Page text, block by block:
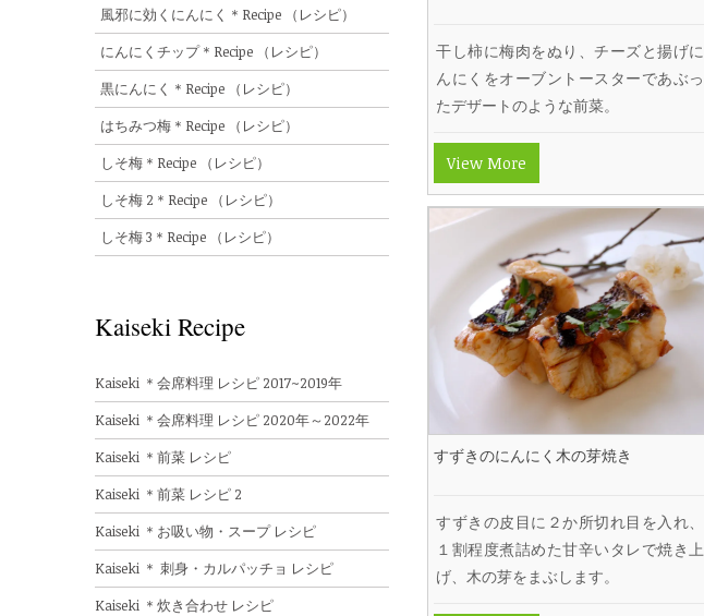
干し柿に梅肉をぬり、チーズと揚げに
んにくをオーブントースターであぶっ
たデザートのような前菜。
View More
すずきのにんにく木の芽焼き
すずきの皮目に２か所切れ目を入れ、
１割程度煮詰めた甘辛いタレで焼き上
げ、木の芽をまぶします。
風邪に効くにんにく＊Recipe （レシピ）
にんにくチップ＊Recipe （レシピ）
黒にんにく＊Recipe （レシピ）
はちみつ梅＊Recipe （レシピ）
しそ梅＊Recipe （レシピ）
しそ梅 2＊Recipe （レシピ）
しそ梅 3＊Recipe （レシピ）
Kaiseki Recipe
Kaiseki ＊会席料理 レシピ 2017~2019年
Kaiseki ＊会席料理 レシピ 2020年～2022年
Kaiseki ＊前菜 レシピ
Kaiseki ＊前菜 レシピ 2
Kaiseki ＊お吸い物・スープ レシピ
Kaiseki ＊ 刺身・カルパッチョ レシピ
Kaiseki ＊炊き合わせ レシピ